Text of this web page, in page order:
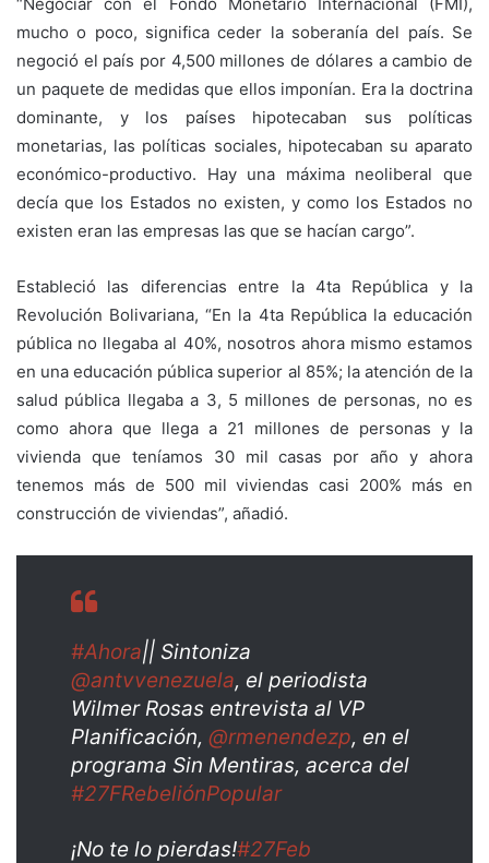
mucho o poco, significa ceder la soberanía del país. Se
negoció el país por 4,500 millones de dólares a cambio de
un paquete de medidas que ellos imponían. Era la doctrina
dominante, y los países hipotecaban sus políticas
monetarias, las políticas sociales, hipotecaban su aparato
económico-productivo. Hay una máxima neoliberal que
decía que los Estados no existen, y como los Estados no
existen eran las empresas las que se hacían cargo”.
Estableció las diferencias entre la 4ta República y la
Revolución Bolivariana, “En la 4ta República la educación
pública no llegaba al 40%, nosotros ahora mismo estamos
en una educación pública superior al 85%; la atención de la
salud pública llegaba a 3, 5 millones de personas, no es
como ahora que llega a 21 millones de personas y la
vivienda que teníamos 30 mil casas por año y ahora
tenemos más de 500 mil viviendas casi 200% más en
construcción de viviendas”, añadió.
#Ahora|| Sintoniza
@antvvenezuela, el periodista
Wilmer Rosas entrevista al VP
Planificación, @rmenendezp, en el
programa Sin Mentiras, acerca del
#27FRebeliónPopular
¡No te lo pierdas!#27Feb